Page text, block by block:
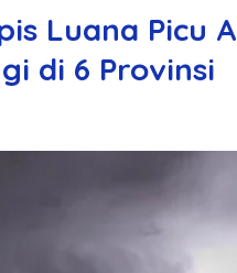
Luana Picu
di 6 Provinsi